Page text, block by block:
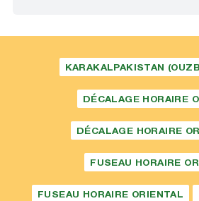
KARAKALPAKISTAN
DÉCALAGE HORAIRE
DÉCALAGE HORAIRE
FUSEAU HORAIRE
FUSEAU HORAIRE ORIENTAL